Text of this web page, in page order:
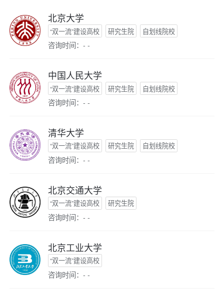
北京大学
“双一流”建设高校 研究生院 自划线院校
咨询时间：- -
中国人民大学
“双一流”建设高校 研究生院 自划线院校
咨询时间：- -
清华大学
“双一流”建设高校 研究生院 自划线院校
咨询时间：- -
北京交通大学
“双一流”建设高校 研究生院
咨询时间：- -
北京工业大学
“双一流”建设高校
咨询时间：- -